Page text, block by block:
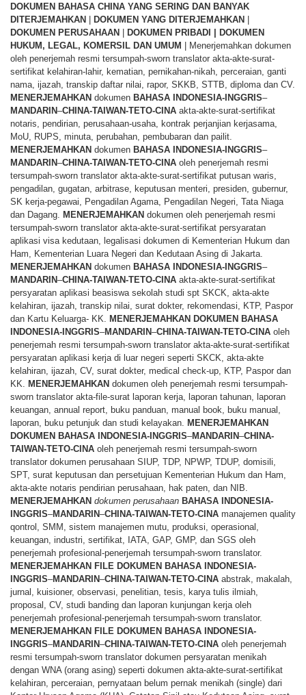
DOKUMEN BAHASA CHINA YANG SERING DAN BANYAK
DITERJEMAHKAN | DOKUMEN YANG DITERJEMAHKAN |
DOKUMEN PERUSAHAAN | DOKUMEN PRIBADI | DOKUMEN
HUKUM, LEGAL, KOMERSIL DAN UMUM | Menerjemahkan dokumen
oleh penerjemah resmi tersumpah-sworn translator akta-akte-surat-
sertifikat kelahiran-lahir, kematian, pernikahan-nikah, perceraian, ganti
nama, ijazah, transkip daftar nilai, rapor, SKKB, STTB, diploma dan CV.
MENERJEMAHKAN dokumen BAHASA INDONESIA-INGGRIS–
MANDARIN–CHINA-TAIWAN-TETO-CINA akta-akte-surat-sertifikat
notaris, pendirian, perusahaan-usaha, kontrak perjanjian kerjasama,
MoU, RUPS, minuta, perubahan, pembubaran dan pailit.
MENERJEMAHKAN dokumen BAHASA INDONESIA-INGGRIS–
MANDARIN–CHINA-TAIWAN-TETO-CINA oleh penerjemah resmi
tersumpah-sworn translator akta-akte-surat-sertifikat putusan waris,
pengadilan, gugatan, arbitrase, keputusan menteri, presiden, gubernur,
SK kerja-pegawai, Pengadilan Agama, Pengadilan Negeri, Tata Niaga
dan Dagang. MENERJEMAHKAN dokumen oleh penerjemah resmi
tersumpah-sworn translator akta-akte-surat-sertifikat persyaratan
aplikasi visa kedutaan, legalisasi dokumen di Kementerian Hukum dan
Ham, Kementerian Luara Negeri dan Kedutaan Asing di Jakarta.
MENERJEMAHKAN dokumen BAHASA INDONESIA-INGGRIS–
MANDARIN–CHINA-TAIWAN-TETO-CINA akta-akte-surat-sertifikat
persyaratan aplikasi beasiswa sekolah studi spt SKCK, akta-akte
kelahiran, ijazah, transkip nilai, surat dokter, rekomendasi, KTP, Paspor
dan Kartu Keluarga- KK. MENERJEMAHKAN DOKUMEN BAHASA
INDONESIA-INGGRIS–MANDARIN–CHINA-TAIWAN-TETO-CINA oleh
penerjemah resmi tersumpah-sworn translator akta-akte-surat-sertifikat
persyaratan aplikasi kerja di luar negeri seperti SKCK, akta-akte
kelahiran, ijazah, CV, surat dokter, medical check-up, KTP, Paspor dan
KK. MENERJEMAHKAN dokumen oleh penerjemah resmi tersumpah-
sworn translator akta-file-surat laporan kerja, laporan tahunan, laporan
keuangan, annual report, buku panduan, manual book, buku manual,
laporan, buku petunjuk dan studi kelayakan. MENERJEMAHKAN
DOKUMEN BAHASA INDONESIA-INGGRIS–MANDARIN–CHINA-
TAIWAN-TETO-CINA oleh penerjemah resmi tersumpah-sworn
translator dokumen perusahaan SIUP, TDP, NPWP, TDUP, domisili,
SPT, surat keputusan dan persetujuan Kementerian Hukum dan Ham,
akta-akte notaris pendirian perusahaan, hak paten, dan NIB.
MENERJEMAHKAN dokumen perusahaan BAHASA INDONESIA-
INGGRIS–MANDARIN–CHINA-TAIWAN-TETO-CINA manajemen quality
qontrol, SMM, sistem manajemen mutu, produksi, operasional,
keuangan, industri, sertifikat, IATA, GAP, GMP, dan SGS oleh
penerjemah profesional-penerjemah tersumpah-sworn translator.
MENERJEMAHKAN FILE DOKUMEN BAHASA INDONESIA-
INGGRIS–MANDARIN–CHINA-TAIWAN-TETO-CINA abstrak, makalah,
jurnal, kuisioner, observasi, penelitian, tesis, karya tulis ilmiah,
proposal, CV, studi banding dan laporan kunjungan kerja oleh
penerjemah profesional-penerjemah tersumpah-sworn translator.
MENERJEMAHKAN FILE DOKUMEN BAHASA INDONESIA-
INGGRIS–MANDARIN–CHINA-TAIWAN-TETO-CINA oleh penerjemah
resmi tersumpah-sworn translator dokumen persyaratan menikah
dengan WNA (orang asing) seperti dokumen akta-akte-surat-sertifikat
kelahiran, perceraian, pernyataan belum pernak menikah (single) dari